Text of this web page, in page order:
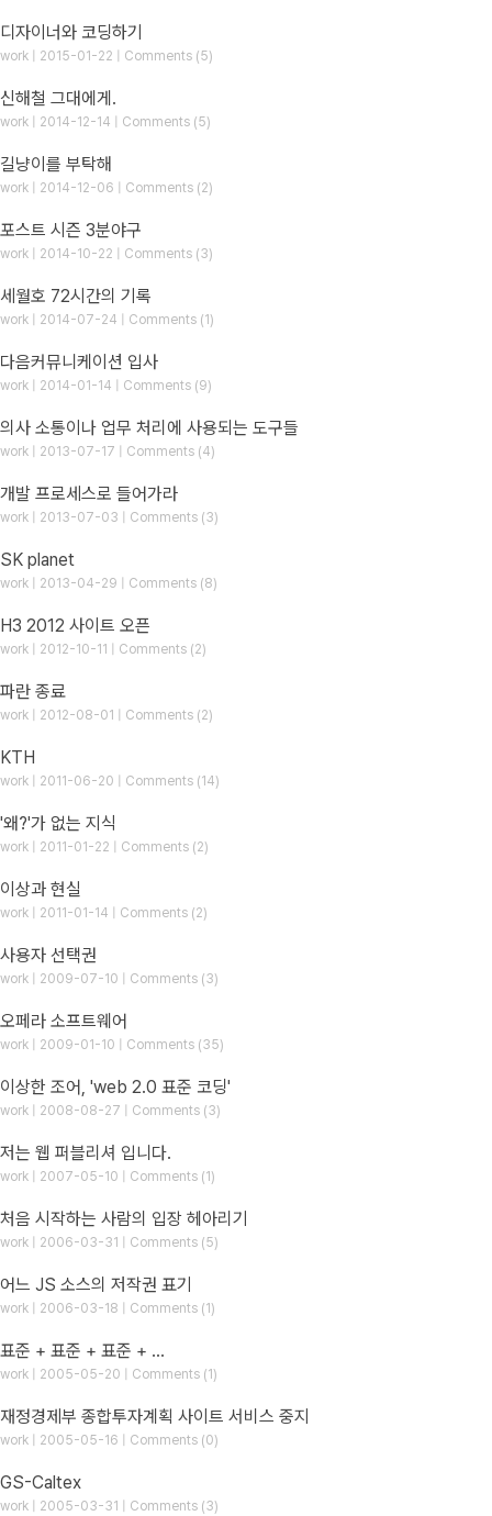
디자이너와 코딩하기
work | 2015-01-22 | Comments (5)
신해철 그대에게.
work | 2014-12-14 | Comments (5)
길냥이를 부탁해
work | 2014-12-06 | Comments (2)
포스트 시즌 3분야구
work | 2014-10-22 | Comments (3)
세월호 72시간의 기록
work | 2014-07-24 | Comments (1)
다음커뮤니케이션 입사
work | 2014-01-14 | Comments (9)
의사 소통이나 업무 처리에 사용되는 도구들
work | 2013-07-17 | Comments (4)
개발 프로세스로 들어가라
work | 2013-07-03 | Comments (3)
SK planet
work | 2013-04-29 | Comments (8)
H3 2012 사이트 오픈
work | 2012-10-11 | Comments (2)
파란 종료
work | 2012-08-01 | Comments (2)
KTH
work | 2011-06-20 | Comments (14)
'왜?'가 없는 지식
work | 2011-01-22 | Comments (2)
이상과 현실
work | 2011-01-14 | Comments (2)
사용자 선택권
work | 2009-07-10 | Comments (3)
오페라 소프트웨어
work | 2009-01-10 | Comments (35)
이상한 조어, 'web 2.0 표준 코딩'
work | 2008-08-27 | Comments (3)
저는 웹 퍼블리셔 입니다.
work | 2007-05-10 | Comments (1)
처음 시작하는 사람의 입장 헤아리기
work | 2006-03-31 | Comments (5)
어느 JS 소스의 저작권 표기
work | 2006-03-18 | Comments (1)
표준 + 표준 + 표준 + ...
work | 2005-05-20 | Comments (1)
재정경제부 종합투자계획 사이트 서비스 중지
work | 2005-05-16 | Comments (0)
GS-Caltex
work | 2005-03-31 | Comments (3)